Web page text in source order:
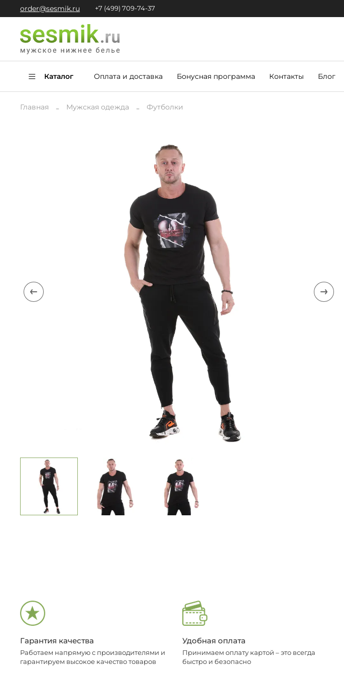
order@sesmik.ru +7 (499) 709-74-37
Каталог Оплата и доставка Бонусная программа Контакты Блог
Главная Мужская одежда Футболки
Гарантия качества
Работаем напрямую с производителями и
гарантируем высокое качество товаров
Удобная оплата
Принимаем оплату картой – это всегда
быстро и безопасно